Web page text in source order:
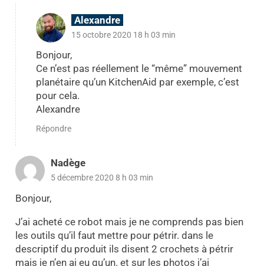
Alexandre
15 octobre 2020 18 h 03 min
Bonjour,
Ce n’est pas réellement le “même” mouvement
planétaire qu’un KitchenAid par exemple, c’est
pour cela.
Alexandre
Répondre
Nadège
5 décembre 2020 8 h 03 min
Bonjour,
J’ai acheté ce robot mais je ne comprends pas bien
les outils qu’il faut mettre pour pétrir. dans le
descriptif du produit ils disent 2 crochets à pétrir
mais je n’en ai eu qu’un. et sur les photos j’ai